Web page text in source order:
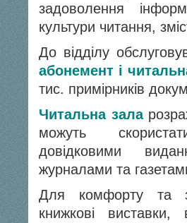
задоволення
культури читання,
До відділу
абонемент і
тис. примірників
Читальна зала
можуть
довідковими
журналами та
Для комфорту та
книжкові виставки,